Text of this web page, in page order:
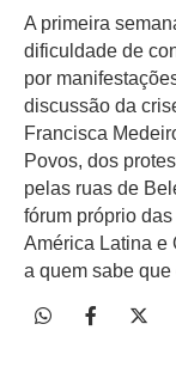
A primeira
dificuldade de
por
discussão da
Francisca
Povos, dos
pelas ruas de
fórum próprio
América Latina e
a quem sabe